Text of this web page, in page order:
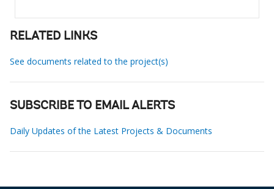
RELATED LINKS
See documents related to the project(s)
SUBSCRIBE TO EMAIL ALERTS
Daily Updates of the Latest Projects & Documents